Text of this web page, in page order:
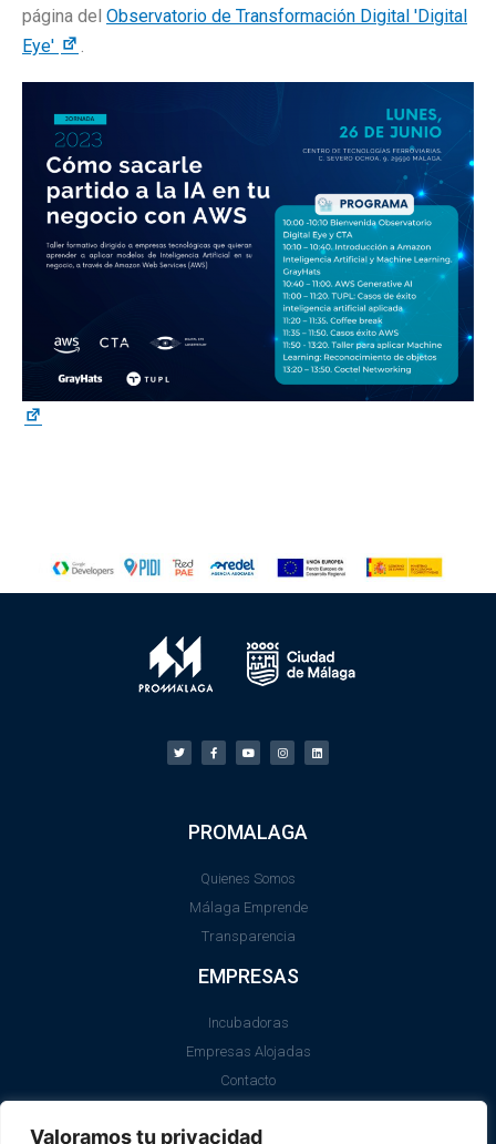
Valoramos tu privacidad
página del Observatorio de Transformación Digital 'Digital
Eye'
.
PROMALAGA
Quienes Somos
Málaga Emprende
Transparencia
EMPRESAS
Incubadoras
Empresas Alojadas
Contacto